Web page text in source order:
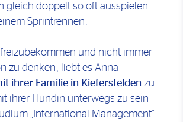
gleich doppelt so oft ausspielen
Sprintrennen.
und nicht immer
zu denken, liebt es Anna
ihrer Familie in Kiefersfelden zu
ihrer Hündin unterwegs zu sein
„International Management“